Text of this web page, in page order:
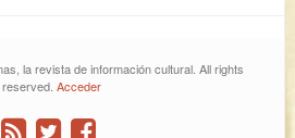
la revista de información cultural. All rights
reserved. Acceder